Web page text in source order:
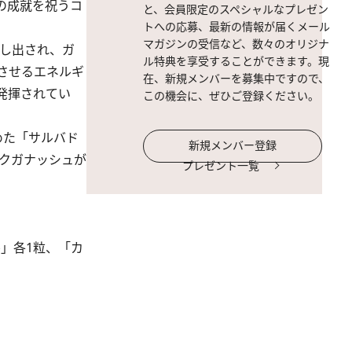
就を祝うコ
出され、ガ
せるエネルギ
揮されてい
「サルバド
ガナッシュが
各1粒、「カ
と、会員限定のスペシャルなプレゼン
トへの応募、最新の情報が届くメール
マガジンの受信など、数々のオリジナ
ル特典を享受することができます。現
在、新規メンバーを募集中ですので、
この機会に、ぜひご登録ください。
新規メンバー登録
プレゼント一覧